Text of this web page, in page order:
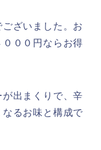
ざいました。お
００円ならお得
出まくりで、辛
るお味と構成で